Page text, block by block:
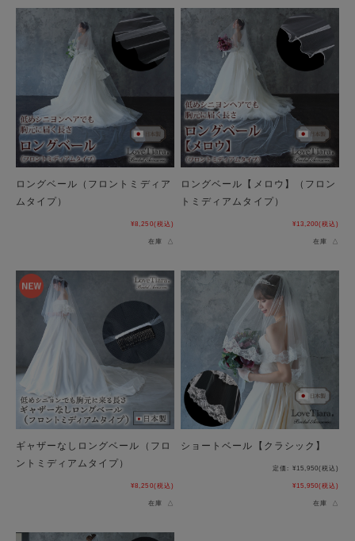
ロングベール（フロントミディア
ムタイプ）
¥8,250(税込)
在庫 △
ロングベール【メロウ】（フロン
トミディアムタイプ）
¥13,200(税込)
在庫 △
ギャザーなしロングベール（フロ
ントミディアムタイプ）
¥8,250(税込)
在庫 △
ショートベール【クラシック】
定価: ¥15,950(税込)
¥15,950(税込)
在庫 △